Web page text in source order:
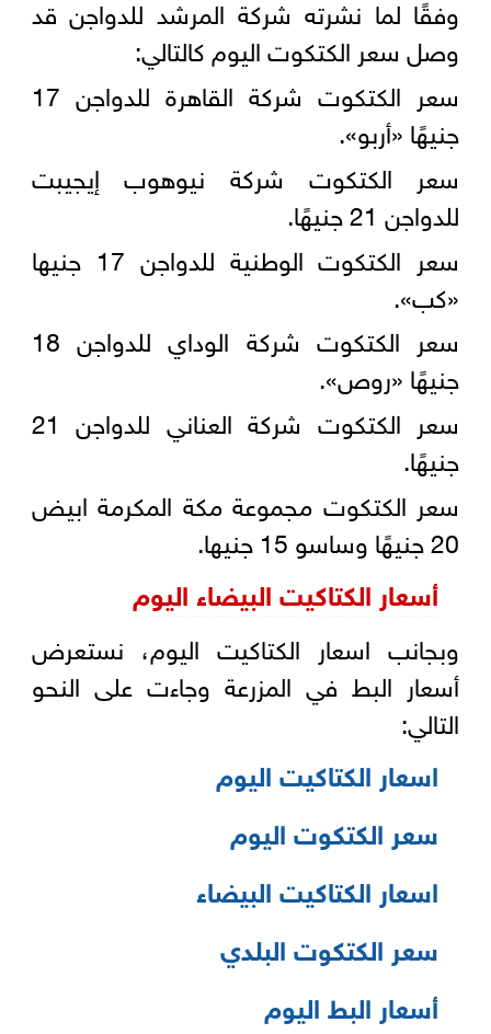
وفقًا لما نشرته شركة المرشد للدواجن قد
وصل سعر الكتكوت اليوم كالتالي:
سعر الكتكوت شركة القاهرة للدواجن 17
جنيهًا «أربو».
سعر الكتكوت شركة نيوهوب إيجيبت
للدواجن 21 جنيهًا.
سعر الكتكوت الوطنية للدواجن 17 جنيها
«كب».
سعر الكتكوت شركة الوداي للدواجن 18
جنيهًا «روص».
سعر الكتكوت شركة العناني للدواجن 21
جنيهًا.
سعر الكتكوت مجموعة مكة المكرمة ابيض
20 جنيهًا وساسو 15 جنيها.
أسعار الكتاكيت البیضاء الیوم
وبجانب اسعار الكتاكيت اليوم، نستعرض
أسعار البط في المزرعة وجاءت على النحو
التالي:
اسعار الكتاكيت اليوم
سعر الكتكوت اليوم
اسعار الكتاكيت البيضاء
سعر الكتكوت البلدي
أسعار البط اليوم